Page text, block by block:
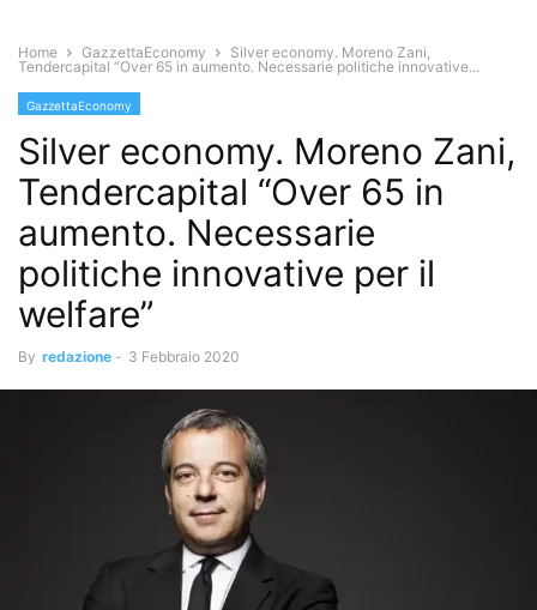
Home GazzettaEconomy
Silver economy. Moreno Zani,
Tendercapital “Over 65 in aumento. Necessarie politiche innovative...
GazzettaEconomy
Silver economy. Moreno Zani,
Tendercapital “Over 65 in
aumento. Necessarie
politiche innovative per il
welfare”
By redazione - 3 Febbraio 2020